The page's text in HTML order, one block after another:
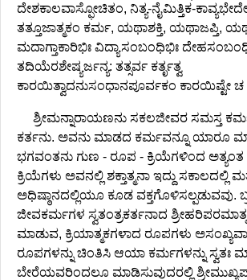
ದೇಶಕಾಲವಾಸ್ಫೋಚಿತಂ, ನಿತ್ಯ-ನೈಮಿತ್ತಿಕ-
ತತ್ತೂಜಾತ್ಮಕಂ ಕರ್ಮ, ಯಥಾಶಕ್ತಿ, ಯಥಾಜಪ್ತಿ,
ಮದಾಗ್ತಾಕಾರಿಭಿಃ ವಿದ್ಯಾಸಂಬಂಧಿಭಿಃ
ತದಿಯೆರಶೇಷ್ಯರ್ಜನ್ಯ: ತತ್ಸರ್ವ ಕರ್ತೃತ್ವ
ಕಾರಯಿತ್ವಾದನುಸಂಧಾನಪೂರ್ವಕಂ ಕಾರಯಿಷ್ಟೇ ಚ
ಶ್ರೀಮನ್ನಾರಾಯಣನು ಸಕಲಜೀವರ ಸಮಸ್ತ
ಕರ್ತನು. ಅವನು ಮಾಡದ ಕರ್ಮವನ್ನೂ ಯಾರೂ
ಭಗವಂತನು ಗುಣ - ರೂಪ - ಕ್ರಿಯೆಗಳಿಂದ ಅತ್ಯಂತ
ಕ್ರಿಯೆಗಳು ಅವನಲ್ಲಿ ಶಕ್ತಾತ್ಮನಾ ಇದ್ದು ಸಕಾಲದಲ್ಲಿ
ಅಧಿಷ್ಠಾನದಲ್ಲಿಯೂ ಕೂಡ ವಕ್ತಗೊಳಿಸಲ್ಪಡುವವು.
ಜೀವಕರ್ಮಗಳ ಸ್ವತಂತ್ರಕರ್ತನಾದ
ಮಾಡುವ, ಕ್ರಿಯಾತ್ಮಕಗಳಾದ ರೂಪಗಳು
ರೂಪಗಳನ್ನು ಚಿಂತಿಸಿ ಆಯಾ ಕರ್ಮಗಳನ್ನು ಸ್ವತಃ
ಬೇರೆಯವರಿಂದಲೂ ಮಾಡಿಸುವುದರಲ್ಲಿ